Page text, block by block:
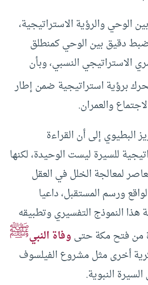
الوحي والرؤية الاستراتيجية،
دقيق بين الوحي كمنطلق
الاستراتيجي النسبي، وبأن
برؤية استراتيجية ضمن إطار
والعمران.
البطيوي إلى أن القراءة
للسيرة ليست الوحيدة، لكنها
لمعالجة الخلل في العقل
ورسم المستقبل، داعيا
هذا النموذج التفسيري وتطبيقه
من فتح مكة حتىوفاة النبيﷺ
أخرى مثل مشروع الفيلسوف
النبوية.